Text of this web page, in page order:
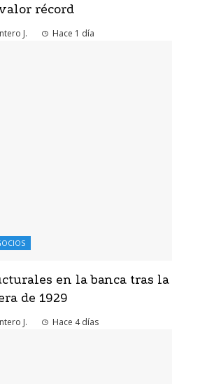
récord
J. Hace 1 día
en la banca tras la
de 1929
J. Hace 4 días